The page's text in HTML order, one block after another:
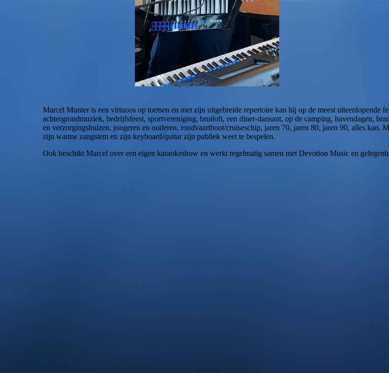
Marcel Munter is een virtuoos op toetsen en met zijn uitgebreide repertoire kan hij op de meest uiteenlopende
achtergrondmuziek, bedrijfsfeest, sportvereniging, bruiloft, een diner-dansant, op de camping, havendagen,
en verzorgingshuizen, jongeren en ouderen, rondvaartboot/cruiseschip, jaren 70, jaren 80, jaren 90, alles kan.
zijn warme zangstem en zijn keyboard/quitar zijn publiek weet te bespelen.
Ook beschikt Marcel over een eigen karaokeshow en werkt regelmatig samen met Devotion Music en